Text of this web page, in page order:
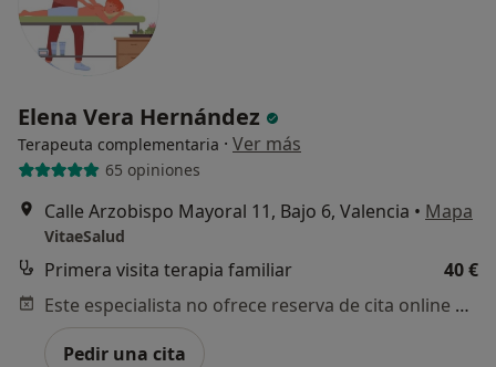
Elena Vera Hernández
Terapeuta complementaria · Ver más
65 opiniones
Calle Arzobispo Mayoral 11, Bajo 6, Valencia • Mapa
VitaeSalud
Primera visita terapia familiar
40 €
Este especialista no ofrece reserva de cita online en esta dirección.
Pedir una cita